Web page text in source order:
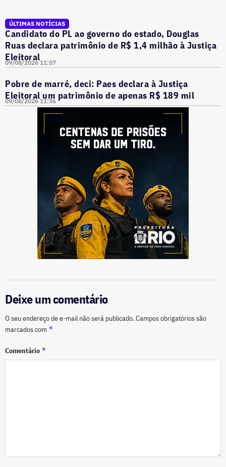
ÚLTIMAS NOTÍCIAS
Candidato do PL ao governo do estado, Douglas
Ruas declara patrimônio de R$ 1,4 milhão à Justiça
Eleitoral
09/08/2026 11:57
Pobre de marré, deci: Paes declara à Justiça
Eleitoral um patrimônio de apenas R$ 189 mil
09/08/2026 11:36
Deixe um comentário
O seu endereço de e-mail não será publicado.Campos obrigatórios são
marcados com *
Comentário *